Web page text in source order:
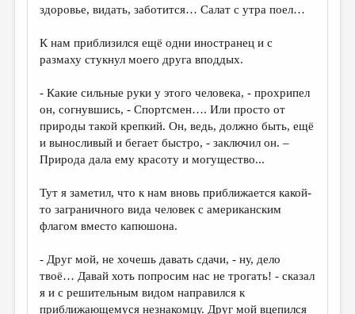
ОБЪЯВЛЕНИЯ
КОЛОНКА РЕДАКТОРА
ОТ РЕДАКЦИИ
МАЛАЯ ПРОЗА
ЭССЕИСТИКА
ЛИТЕРАТУРОВЕДЕНИЕ
КУЛЬТУРОВЕДЕНИЕ
РЕЦЕНЗИРОВАНИЕ
ЦИКЛЫ ПУБЛИКАЦИЙ
здоровье, видать, заботится… Салат с утра поел…
К нам приблизился ещё одни иностранец и с
размаху стукнул моего друга вподдых.
- Какие сильные руки у этого человека, - прохрипел
он, согнувшись, - Спортсмен…. Или просто от
природы такой крепкий. Он, ведь, должно быть, ещё
и выносливый и бегает быстро, - заключил он. –
Природа дала ему красоту и могущество...
Тут я заметил, что к нам вновь приближается какой-
то заграничного вида человек с американским
флагом вместо капюшона.
- Друг мой, не хочешь давать сдачи, - ну, дело
твоё… Давай хоть попросим нас не трогать! - сказал
я и с решительным видом направился к
приближающемуся незнакомцу. Друг мой вцепился